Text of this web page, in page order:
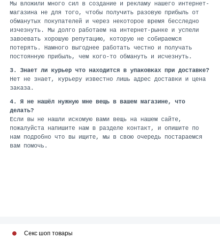
Мы вложили много сил в создание и рекламу нашего интернет-
магазина не для того, чтобы получить разовую прибыль от
обманутых покупателей и через некоторое время бесследно
изчезнуть. Мы долго работаем на интернет-рынке и успели
завоевать хорошую репутацию, которую не собираемся
потерять. Намного выгоднее работать честно и получать
постоянную прибыль, чем кого-то обмануть и исчезнуть.
3. Знает ли курьер что находится в упаковках при доставке?
Нет не знает, курьеру известно лишь адрес доставки и цена
заказа.
4. Я не нашёл нужную мне вещь в вашем магазине, что
делать?
Если вы не нашли искомую вами вещь на нашем сайте,
пожалуйста напишите нам в разделе контакт, и опишите по
нам подробно что вы ищите, мы в свою очередь постараемся
вам помочь.
Секс шоп товары